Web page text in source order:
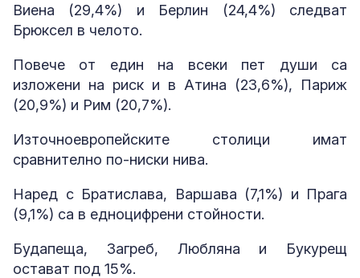
Виена (29,4%) и Берлин (24,4%) следват
Брюксел в челото.
Повече от един на всеки пет души са
изложени на риск и в Атина (23,6%), Париж
(20,9%) и Рим (20,7%).
Източноевропейските столици имат
сравнително по-ниски нива.
Наред с Братислава, Варшава (7,1%) и Прага
(9,1%) са в едноцифрени стойности.
Будапеща, Загреб, Любляна и Букурещ
остават под 15%.